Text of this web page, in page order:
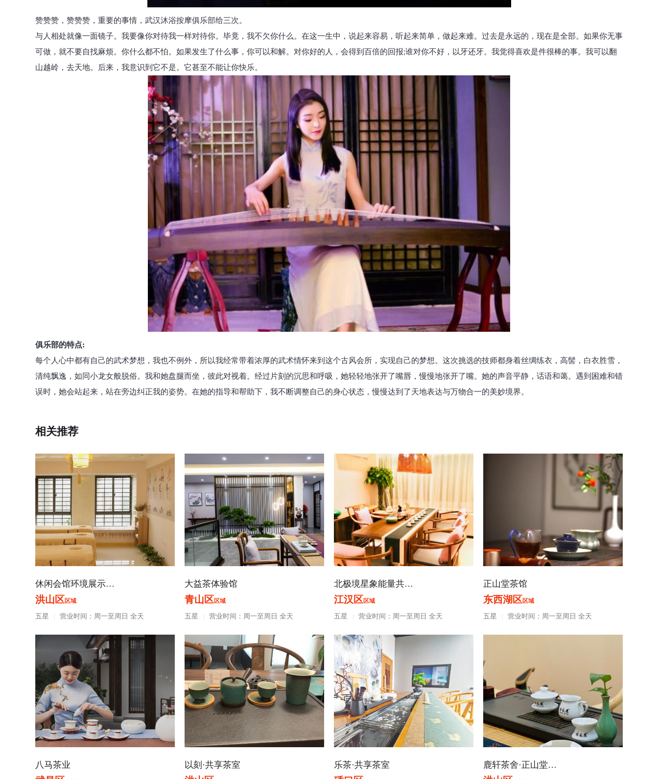
赞赞赞，赞赞赞，重要的事情，武汉沐浴按摩俱乐部给三次。
与人相处就像一面镜子。我要像你对待我一样对待你。毕竟，我不欠你什么。在这一生中，说起来容易，听起来简单，做起来难。过去是永远的，现在是全部。如果你无事
可做，就不要自找麻烦。你什么都不怕。如果发生了什么事，你可以和解。对你好的人，会得到百倍的回报;谁对你不好，以牙还牙。我觉得喜欢是件很棒的事。我可以翻
山越岭，去天地。后来，我意识到它不是。它甚至不能让你快乐。
俱乐部的特点:
每个人心中都有自己的武术梦想，我也不例外，所以我经常带着浓厚的武术情怀来到这个古风会所，实现自己的梦想。这次挑选的技师都身着丝绸练衣，高髻，白衣胜雪，
清纯飘逸，如同小龙女般脱俗。我和她盘腿而坐，彼此对视着。经过片刻的沉思和呼吸，她轻轻地张开了嘴唇，慢慢地张开了嘴。她的声音平静，话语和蔼。遇到困难和错
误时，她会站起来，站在旁边纠正我的姿势。在她的指导和帮助下，我不断调整自己的身心状态，慢慢达到了天地表达与万物合一的美妙境界。
相关推荐
休闲会馆环境展示…
洪山区区域
五星 营业时间：周一至周日 全天
大益茶体验馆
青山区区域
五星 营业时间：周一至周日 全天
北极境星象能量共…
江汉区区域
五星 营业时间：周一至周日 全天
正山堂茶馆
东西湖区区域
五星 营业时间：周一至周日 全天
八马茶业 以刻·共享茶室 乐茶·共享茶室 鹿轩茶舍·正山堂…